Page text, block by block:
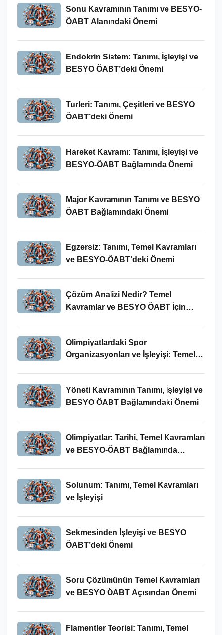
Sonu Kavramının Tanımı ve BESYO-
ÖABT Alanındaki Önemi
Endokrin Sistem: Tanımı, İşleyişi ve
BESYO ÖABT’deki Önemi
Turleri: Tanımı, Çeşitleri ve BESYO
ÖABT’deki Önemi
Hareket Kavramı: Tanımı, İşleyişi ve
BESYO-ÖABT Bağlamında Önemi
Major Kavramının Tanımı ve BESYO
ÖABT Bağlamındaki Önemi
Egzersiz: Tanımı, Temel Kavramları
ve BESYO-ÖABT’deki Önemi
Çözüm Analizi Nedir? Temel
Kavramlar ve BESYO ÖABT İçin
Olimpiyatlardaki Spor
Organizasyonları ve İşleyişi: Temel
Yöneti Kavramının Tanımı, İşleyişi ve
BESYO ÖABT Bağlamındaki Önemi
Olimpiyatlar: Tarihi, Temel Kavramları
ve BESYO-ÖABT Bağlamında
Solunum: Tanımı, Temel Kavramları
ve İşleyişi
Sekmesinden İşleyişi ve BESYO
ÖABT’deki Önemi
Soru Çözümünün Temel Kavramları
ve BESYO ÖABT Açısından Önemi
Flamentler Teorisi: Tanımı, Temel